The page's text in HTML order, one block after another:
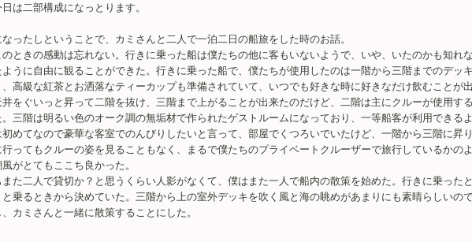
は二部構成になっとります。
ったしということで、カミさんと二人で一泊二日の船旅をした時のお話。
ときの感動は忘れない。行きに乗った船は僕たちの他に客もいないようで、いや、いたのかも知れ
うに自由に観ることができた。行きに乗った船で、僕たちが使用したのは一階から三階までのデッ
高級な紅茶とお洒落なティーカップも準備されていて、いつでも好きな時に好きなだけ飲むことが
をぐいっと昇って二階を抜け、三階まで上がることが出来たのだけど、二階は主にクルーが使用す
三階は明るい色のオーク調の無垢材で作られたゲストルームになっており、一等船客が利用できる
めてなので豪華な客室でのんびりしたいと言って、部屋でくつろいでいたけど、一階から三階に昇
ってもクルーの姿を見ることもなく、まるで僕たちのプライベートクルーザーで旅行しているかの
がとてもここち良かった。
た二人で貸切か？と思うくらい人影がなくて、僕はまた一人で船内の散策を始めた。行きに乗った
乗るときから決めていた。三階から上の室外デッキを吹く風と海の眺めがあまりにも素晴らしいの
カミさんと一緒に散策することにした。